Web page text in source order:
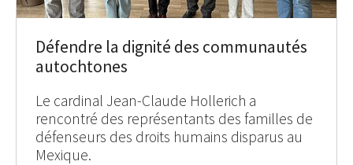
Défendre la dignité des communautés
autochtones
Le cardinal Jean-Claude Hollerich a
rencontré des représentants des familles de
défenseurs des droits humains disparus au
Mexique.